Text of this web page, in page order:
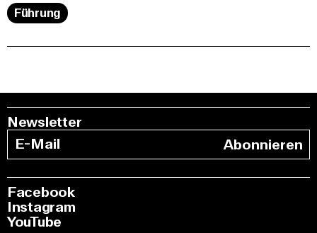
Führung
Newsletter
Abonnieren
Facebook
Instagram
YouTube